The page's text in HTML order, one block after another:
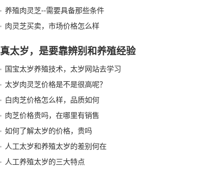
养殖肉灵芝--需要具备那些条件
肉灵芝买卖，市场价格怎么样
真太岁，是要靠辨别和养殖经验
国宝太岁养殖技术，太岁网站去学习
太岁肉灵芝价格是不是很高呢？
白肉芝价格怎么样，品质如何
肉芝价格贵吗，在哪里有销售
如何了解太岁的价格，贵吗
人工太岁和养殖太岁的差别何在
人工养殖太岁的三大特点